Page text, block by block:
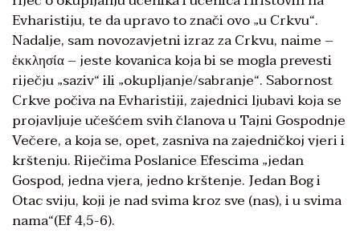
Evharistiju, te da upravo to znači ovo „u Crkvu“.
Nadalje, sam novozavjetni izraz za Crkvu, naime –
ἐκκλησία – jeste kovanica koja bi se mogla prevesti
riječju „saziv“ ili „okupljanje/sabranje“. Sabornost
Crkve počiva na Evharistiji, zajednici ljubavi koja se
projavljuje učešćem svih članova u Tajni Gospodnje
Večere, a koja se, opet, zasniva na zajedničkoj vjeri i
krštenju. Riječima Poslanice Efescima „jedan
Gospod, jedna vjera, jedno krštenje. Jedan Bog i
Otac sviju, koji je nad svima kroz sve (nas), i u svima
nama“(Ef 4,5-6).